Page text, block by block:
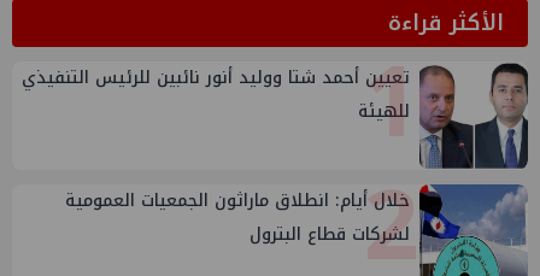
الأكثر قراءة1
تعيين أحمد شتا ووليد أنور نائبين للرئيس التنفيذي
للهيئة
2
خلال أيام: انطلاق ماراثون الجمعيات العمومية
لشركات قطاع البترول